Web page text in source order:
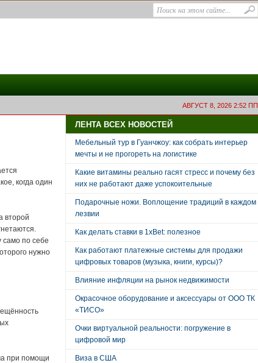
АВГУСТ 8, 2026 2:52 ПП
когда один
второй
само по себе
нужно
при помощи
ЛЕНТА ВСЕХ НОВОСТЕЙ
Мебельный тур в Гуанчжоу: как собрать интерьер
мечты и не прогореть на логистике
Какие витамины реально гасят стресс и почему без
них не работают даже успокоительные
Подарочные ножи. Воплощение традиций в каждом
лезвии
Как делать ставки в 1xBet: полезное
Как работают платежные системы для продажи
цифровых товаров (музыка, книги, курсы)?
Влияние инфляции на рынок недвижимости
Окрасочное оборудование и аксессуары от ООО ТК
«ТИСО»
Очки виртуальной реальности: погружение в
цифровой мир
Виза в США